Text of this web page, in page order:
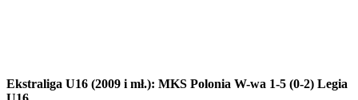
Ekstraliga U16 (2009 i mł.): MKS Polonia W-wa 1-5 (0-2) Legia